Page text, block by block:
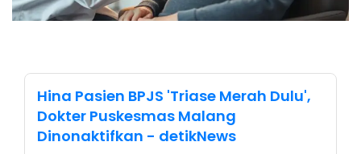
Hina Pasien BPJS 'Triase Merah Dulu',
Dokter Puskesmas Malang
Dinonaktifkan - detikNews